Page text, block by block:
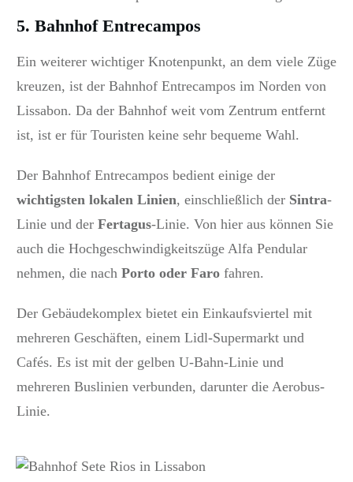
5. Bahnhof Entrecampos
Ein weiterer wichtiger Knotenpunkt, an dem viele Züge
kreuzen, ist der Bahnhof Entrecampos im Norden von
Lissabon. Da der Bahnhof weit vom Zentrum entfernt
ist, ist er für Touristen keine sehr bequeme Wahl.
Der Bahnhof Entrecampos bedient einige der
wichtigsten lokalen Linien, einschließlich der Sintra-
Linie und der Fertagus-Linie. Von hier aus können Sie
auch die Hochgeschwindigkeitszüge Alfa Pendular
nehmen, die nach Porto oder Faro fahren.
Der Gebäudekomplex bietet ein Einkaufsviertel mit
mehreren Geschäften, einem Lidl-Supermarkt und
Cafés. Es ist mit der gelben U-Bahn-Linie und
mehreren Buslinien verbunden, darunter die Aerobus-
Linie.